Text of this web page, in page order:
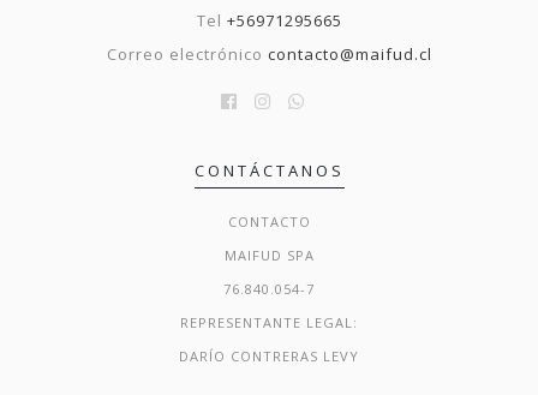
Tel +56971295665
Correo electrónico contacto@maifud.cl
CONTÁCTANOS
CONTACTO
MAIFUD SPA
76.840.054-7
REPRESENTANTE LEGAL:
DARÍO CONTRERAS LEVY